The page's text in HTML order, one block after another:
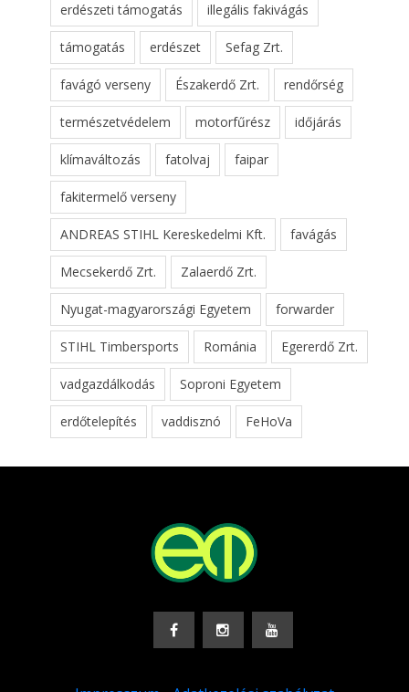
erdészeti támogatás illegális fakivágás
támogatás erdészet Sefag Zrt.
favágó verseny Északerdő Zrt. rendőrség
természetvédelem motorfűrész időjárás
klímaváltozás fatolvaj faipar
fakitermelő verseny
ANDREAS STIHL Kereskedelmi Kft. favágás
Mecsekerdő Zrt. Zalaerdő Zrt.
Nyugat-magyarországi Egyetem forwarder
STIHL Timbersports Románia Egererdő Zrt.
vadgazdálkodás Soproni Egyetem
erdőtelepítés vaddisznó FeHoVa